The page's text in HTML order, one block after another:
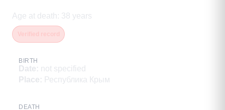
Age at death : 38 years
BIRTH
Date: not specified
Place: Республика Крым
DEATH